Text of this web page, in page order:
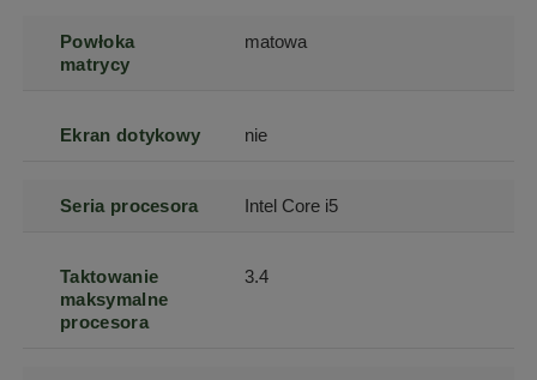
Powłoka
matrycy
matowa
Ekran dotykowy nie
Seria procesora Intel Core i5
Taktowanie
maksymalne
procesora
3.4